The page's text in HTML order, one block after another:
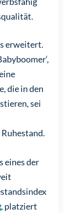
erweitert.
die in den
sei
eines der
, platziert